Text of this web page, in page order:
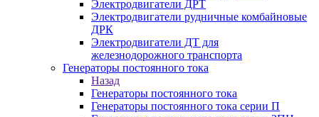
Электродвигатели ДРТ
Электродвигатели рудничные комбайновые
ДРК
Электродвигатели ДТ для
железнодорожного транспорта
Генераторы постоянного тока
Назад
Генераторы постоянного тока
Генераторы постоянного тока серии П